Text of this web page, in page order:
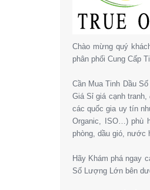
Chào mừng quý
phân phối Cung Cấp
Cần Mua Tinh Dầu
Giá Sỉ giá cạnh
các quốc gia uy tín
Organic, ISO…) phù
phòng, dầu gió, nước
Hãy Khám phá ngay
Số Lượng Lớn bên